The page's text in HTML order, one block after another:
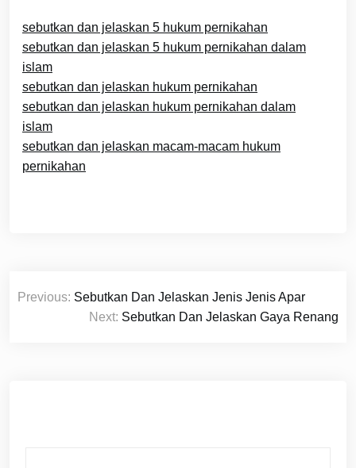
sebutkan dan jelaskan 5 hukum pernikahan
sebutkan dan jelaskan 5 hukum pernikahan dalam
islam
sebutkan dan jelaskan hukum pernikahan
sebutkan dan jelaskan hukum pernikahan dalam
islam
sebutkan dan jelaskan macam-macam hukum
pernikahan
Navigasi
Previous: Sebutkan Dan Jelaskan Jenis Jenis Apar
Next: Sebutkan Dan Jelaskan Gaya Renang